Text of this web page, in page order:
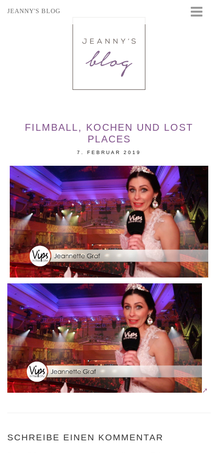
JEANNY'S BLOG
FILMBALL, KOCHEN UND LOST
PLACES
7. FEBRUAR 2019
SCHREIBE EINEN KOMMENTAR